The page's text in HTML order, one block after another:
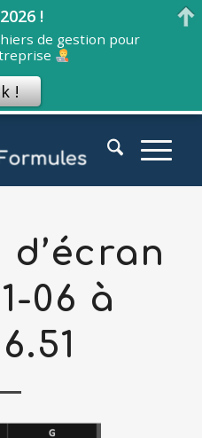
06 à
!
de gestion pour
!